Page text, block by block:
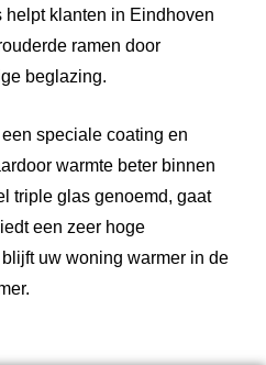
klanten in Eindhoven
ramen door
beglazing.
speciale coating en
warmte beter binnen
triple glas genoemd, gaat
een zeer hoge
uw woning warmer in de